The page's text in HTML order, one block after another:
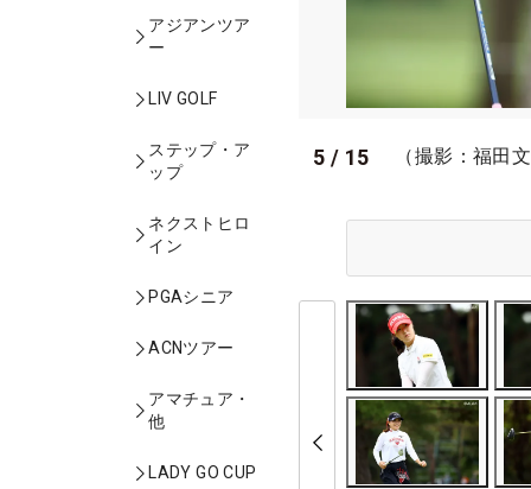
アジアンツア
ー
LIV GOLF
ステップ・ア
ップ
ネクストヒロ
イン
PGAシニア
ACNツアー
アマチュア・
他
LADY GO CUP
5 / 15 （撮影：福田